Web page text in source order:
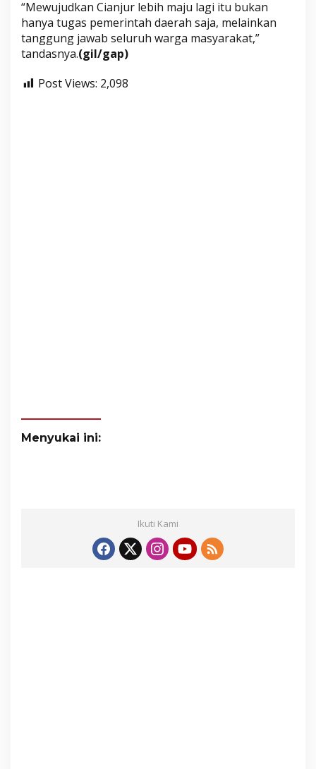
“Mewujudkan Cianjur lebih maju lagi itu bukan
hanya tugas pemerintah daerah saja, melainkan
tanggung jawab seluruh warga masyarakat,”
tandasnya.(gil/gap)
Post Views: 2,098
Menyukai ini:
Ikuti Kami